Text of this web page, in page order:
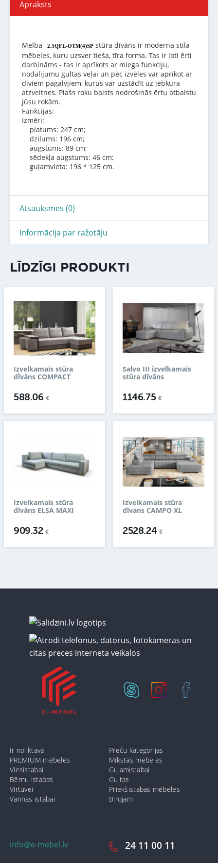
Apraksts
Melba 2.5QFL-OTM(4)SP stūra dīvāns ir moderna stila
mēbeles, kuru uzsver tieša, tīra forma. Tas ir ļoti ērti
darbināms - tas ir aprīkots ar miega funkciju,
nodalījumu gultas veļai un pēc izvēles var aprīkot ar
diviem pagalvjiem, kurus var uzstādīt uz jebkura
atzveltnes. Plašs roku balsts nodrošinās ērtu atbalstu
jūsu rokām.
Funkcijas:
Izmēri:
platums: 247 cm;
dziļums: 196 cm;
augstums: 89 cm;
sēdekļa augstums: 46 cm;
guļamvieta: 196 * 125 cm.
Atsauksmes (0)
Informācija par ražotāju
LĪDZĪGI PRODUKTI
Izvelkamais stūra
dīvāns COMPACT
588.06€
Salvo III izvelkamais
stūra dīvāns
1146.75 €
Izvelkamais stūra
dīvāns ELSA MAXI
909.32€
Izvelkamais stūra
dīvans CAMPO XL
2528.24 €
info@e-mebel.lv 24 11 00 11
Ir noliktavā
Preču kategorijas
PREMIUM mēbeles
Mīkstās mēbeles
Viesistabai
Guļamistabai
Bērnu istabas
Gultas
Virtuvei
Priekšistabas mēbeles
Vannas istabai
Birojam